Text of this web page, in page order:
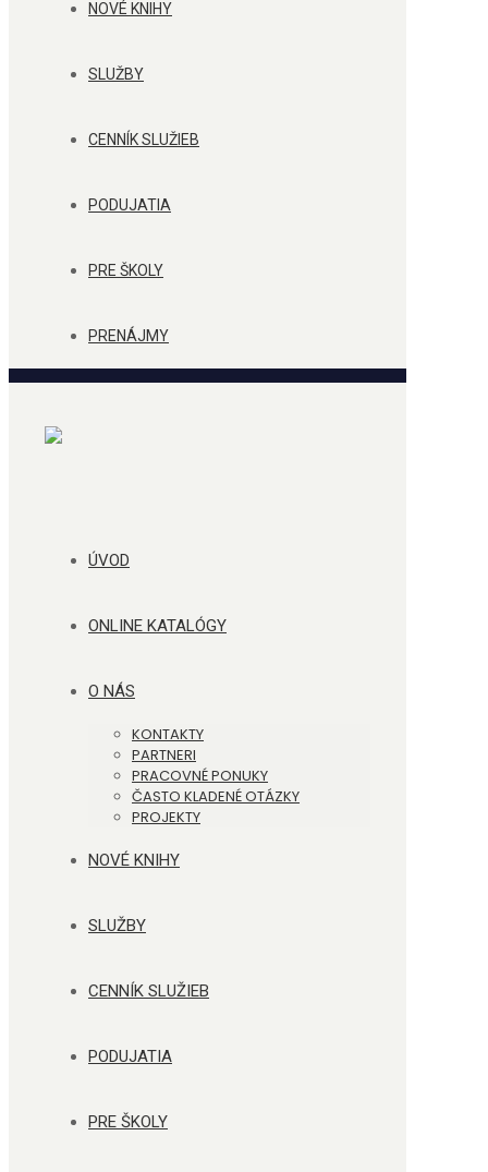
NOVÉ KNIHY
SLUŽBY
CENNÍK SLUŽIEB
PODUJATIA
PRE ŠKOLY
PRENÁJMY
ÚVOD
ONLINE KATALÓGY
O NÁS
KONTAKTY
PARTNERI
PRACOVNÉ PONUKY
ČASTO KLADENÉ OTÁZKY
PROJEKTY
NOVÉ KNIHY
SLUŽBY
CENNÍK SLUŽIEB
PODUJATIA
PRE ŠKOLY